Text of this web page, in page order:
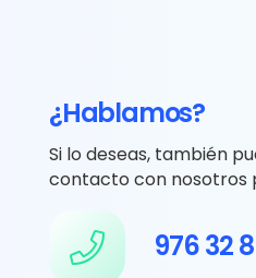
¿Hablamos?
Si lo deseas, también
contacto con nosotros
976 32